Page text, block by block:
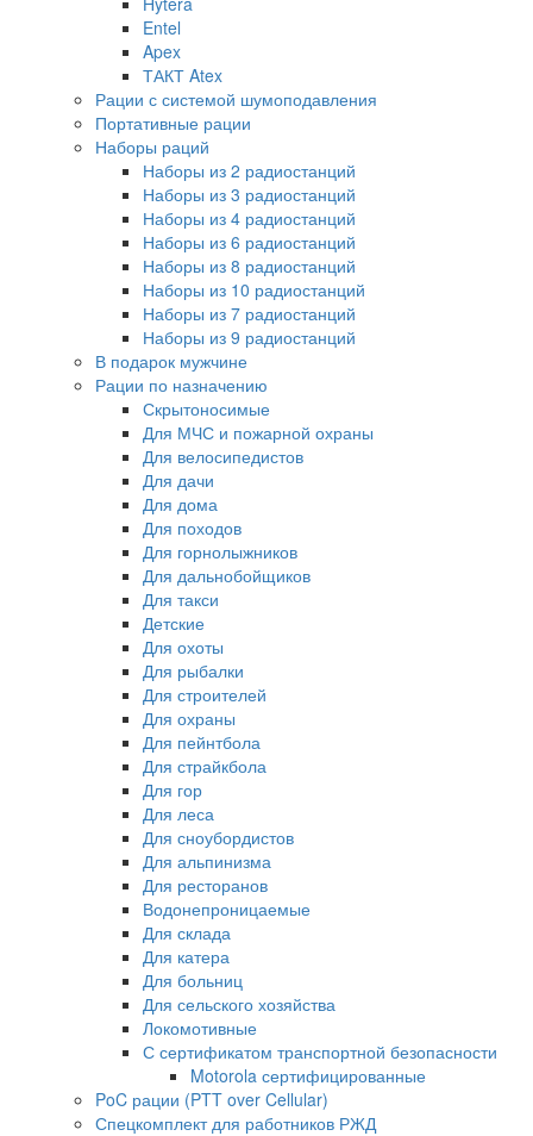
Entel
Apex
ТАКТ Atex
Рации с системой шумоподавления
Портативные рации
Наборы раций
Наборы из 2 радиостанций
Наборы из 3 радиостанций
Наборы из 4 радиостанций
Наборы из 6 радиостанций
Наборы из 8 радиостанций
Наборы из 10 радиостанций
Наборы из 7 радиостанций
Наборы из 9 радиостанций
В подарок мужчине
Рации по назначению
Скрытоносимые
Для МЧС и пожарной охраны
Для велосипедистов
Для дачи
Для дома
Для походов
Для горнолыжников
Для дальнобойщиков
Для такси
Детские
Для охоты
Для рыбалки
Для строителей
Для охраны
Для пейнтбола
Для страйкбола
Для гор
Для леса
Для сноубордистов
Для альпинизма
Для ресторанов
Водонепроницаемые
Для склада
Для катера
Для больниц
Для сельского хозяйства
Локомотивные
С сертификатом транспортной безопасности
Motorola сертифицированные
PoC рации (PTT over Cellular)
Спецкомплект для работников РЖД